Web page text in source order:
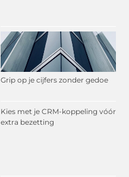
Grip op je cijfers zonder gedoe
Kies met je CRM-koppeling vóór
extra bezetting